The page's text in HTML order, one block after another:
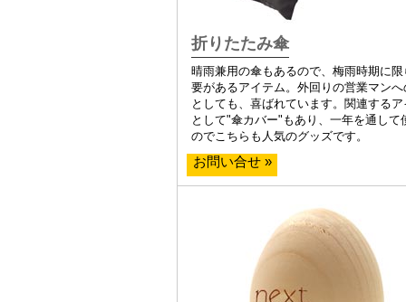
折りたたみ傘
晴雨兼用の傘もあるので、梅雨時期に限
要があるアイテム。外回りの営業マンへ
としても、喜ばれています。関連する
として"傘カバー"もあり、一年を通して
のでこちらも人気のグッズです。
お問い合せ »